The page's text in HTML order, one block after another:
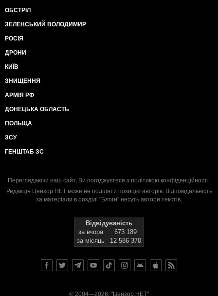
ОБСТРІЛ
ЗЕЛЕНСЬКИЙ ВОЛОДИМИР
РОСІЯ
ДРОНИ
КИЇВ
ЗНИЩЕННЯ
АРМІЯ РФ
ДОНЕЦЬКА ОБЛАСТЬ
ПОЛЬЩА
ЗСУ
ГЕНШТАБ ЗС
Переглядаючи наш сайт, Ви погоджуєтеся з політикою конфіденційності.
Редакція Цензор.НЕТ може не поділяти позицію авторів. Відповідальність
за матеріали в розділі "Блоги" несуть автори текстів.
Відвідуваність
за вчора
673 189
за місяць
12 586 370
© 2004—2026, "Цензор.НЕТ"